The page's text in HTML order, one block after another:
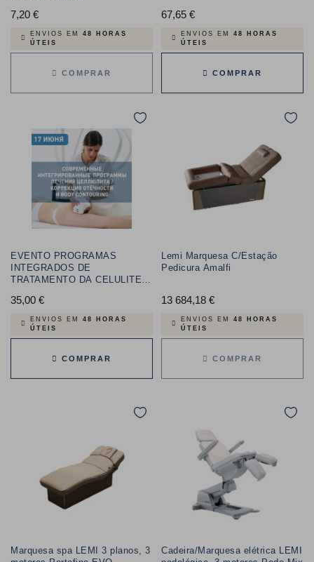
7,20 €Preço
ENVIOS EM 48 HORAS
ÚTEIS
COMPRAR
67,65 €Preço
ENVIOS EM 48 HORAS
ÚTEIS
COMPRAR
EVENTO PROGRAMAS
INTEGRADOS DE
TRATAMENTO DA CELULITE E
35,00 €Preço
ENVIOS EM 48 HORAS
ÚTEIS
COMPRAR
Lemi Marquesa C/Estação
Pedicura Amalfi
13 684,18 €Preço
ENVIOS EM 48 HORAS
ÚTEIS
COMPRAR
Marquesa spa LEMI 3 planos, 3
Cadeira/Marquesa elétrica LEMI